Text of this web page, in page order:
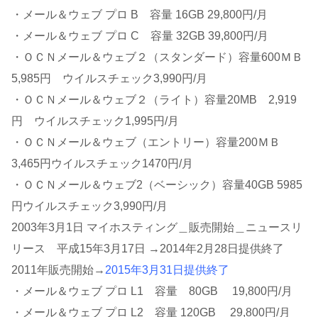
・メール＆ウェブ プロ B 容量 16GB 29,800円/月
・メール＆ウェブ プロ C 容量 32GB 39,800円/月
・ＯＣＮメール＆ウェブ２（スタンダード）容量600ＭＢ
5,985円 ウイルスチェック3,990円/月
・ＯＣＮメール＆ウェブ２（ライト）容量20MB 2,919
円 ウイルスチェック1,995円/月
・ＯＣＮメール＆ウェブ（エントリー）容量200ＭＢ
3,465円ウイルスチェック1470円/月
・ＯＣＮメール＆ウェブ2（ベーシック）容量40GB 5985
円ウイルスチェック3,990円/月
2003年3月1日 マイホスティング＿販売開始＿ニュースリ
リース 平成15年3月17日 →2014年2月28日提供終了
2011年販売開始→ 2015年3月31日提供終了
・メール＆ウェブ プロ L1 容量 80GB 19,800円/月
・メール＆ウェブ プロ L2 容量 120GB 29,800円/月